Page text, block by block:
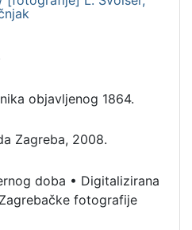
objavljenog 1864.
Zagreba, 2008.
doba • Digitalizirana
Zagrebačke fotografije